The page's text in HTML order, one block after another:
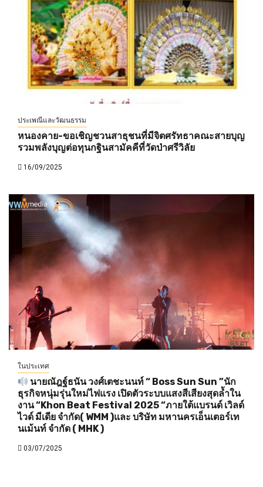
ประเพณีและวัฒนธรรม
หนองคาย-ขอเชิญชวนสาธุชนที่มีจิตศรัทธาคณะสายบุญ
รวมพลังบุญต่อทุนกฐินสามัคคีที่วัดป่าศรีวิลัย
16/09/2025
ในประเทศ
นายณัฎฐ์ธนัน วงศ์เตชะนนท์ “ Boss Sun Sun ”นัก
ธุรกิจหนุ่มรุ่นใหม่ไฟแรง เปิดตัวระบบแสงสีเสียงสุดล้ำใน
งาน “Khon Beat Festival 2025 “ภายใต้แบรนด์ เวิลด์
ไวด์ มีเดีย จำกัด( WMM )และ บริษัท มหานครเอ็นเตอร์เท
นเม้นท์ จำกัด ( MHK )
03/07/2025